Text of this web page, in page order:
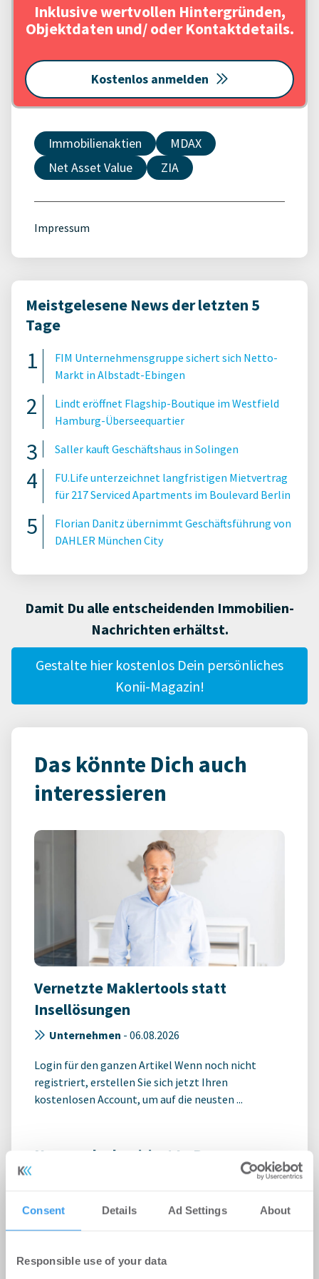
Consent Details Ad Settings About
Responsible use of your data
Inklusive wertvollen Hintergründen,
Objektdaten und/ oder Kontaktdetails.
Kostenlos anmelden
Immobilienaktien
MDAX
Net Asset Value
ZIA
Impressum
Meistgelesene News der letzten 5
Tage
FIM Unternehmensgruppe sichert sich Netto-
Markt in Albstadt-Ebingen
Lindt eröffnet Flagship-Boutique im Westfield
Hamburg-Überseequartier
Saller kauft Geschäftshaus in Solingen
FU.Life unterzeichnet langfristigen Mietvertrag
für 217 Serviced Apartments im Boulevard Berlin
Florian Danitz übernimmt Geschäftsführung von
DAHLER München City
Damit Du alle entscheidenden Immobilien-
Nachrichten erhältst.
Gestalte hier kostenlos Dein persönliches
Konii-Magazin!
Das könnte Dich auch
interessieren
Vernetzte Maklertools statt
Insellösungen
Unternehmen - 06.08.2026
Login für den ganzen Artikel Wenn noch nicht
registriert, erstellen Sie sich jetzt Ihren
kostenlosen Account, um auf die neusten ...
Newmark akquiriert L+P
Immobilienbewertung für sein
Europa